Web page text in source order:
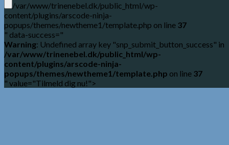
/var/www/trinenebel.dk/public_html/wp-
content/plugins/arscode-ninja-
popups/themes/newtheme1/template.php on line 37
" data-success="
Warning: Undefined array key "snp_submit_button_success" in
/var/www/trinenebel.dk/public_html/wp-
content/plugins/arscode-ninja-
popups/themes/newtheme1/template.php on line 37
" value="Tilmeld dig nu!">